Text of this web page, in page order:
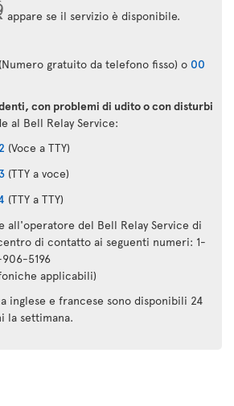
appare se il servizio è disponibile.
(Numero gratuito da telefono fisso) o 00
con problemi di udito o con disturbi
al Bell Relay Service:
(Voce a TTY)
(TTY a voce)
(TTY a TTY)
all'operatore del Bell Relay Service di
di contatto ai seguenti numeri: 1-
5196
applicabili)
inglese e francese sono disponibili 24
la settimana.